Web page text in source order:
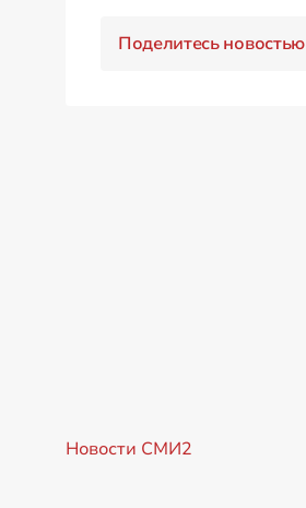
Поделитесь новостью
Новости СМИ2